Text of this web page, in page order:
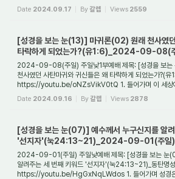
때에 신앙생활...
Date 2024.09.17 By갈렙 Views 2559
[성경을 보는 눈(13)] 마귀론(02) 원래 천사였
타락하게 되었는가?(유1:6)_2024-09-08(
2024-09-08(주일) 주일낮1부예배 제목: [성경을 보는
천사였던 사탄마귀와 귀신들은 왜 타락하게 되었는가?(
https://youtu.be/oNZsVikV0tQ 1. 들어가며 이 세상
것이 아니...
Date 2024.09.16 By갈렙 Views 2878
[성경을 보는 눈(07)] 예수께서 누구신지를 알
'선지자'(눅24:13~21)_2024-09-01(주일)
2024-09-01(주일) 주일낮예배 제목: [성경을 보는 눈
알려주는 세 번째 키워드 '선지자'(눅24:13~21)_동탄명
https://youtu.be/HgGxNqLWdos 1. 들어가며 성경은